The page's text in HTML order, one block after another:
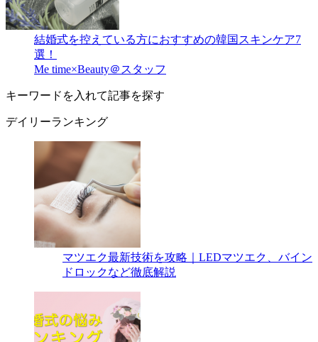
結婚式を控えている方におすすめの韓国スキンケア7
選！
Me time×Beauty＠スタッフ
キーワードを入れて記事を探す
デイリーランキング
マツエク最新技術を攻略｜LEDマツエク、バイン
ドロックなど徹底解説